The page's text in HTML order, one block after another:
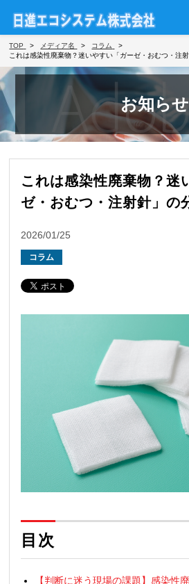
TOP メディア名
コラム
これは感染性廃棄物？迷いやすい「ガーゼ・おむつ・注
お知らせ
これは感染性廃棄物？迷
ゼ・おむつ・注射針」の
2026/01/25
コラム
目次
【判断に迷う現場の課題】感染性